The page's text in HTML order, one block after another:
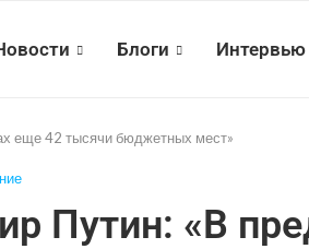
Блоги Интервью
еще 42 тысячи бюджетных мест»
Путин: «В